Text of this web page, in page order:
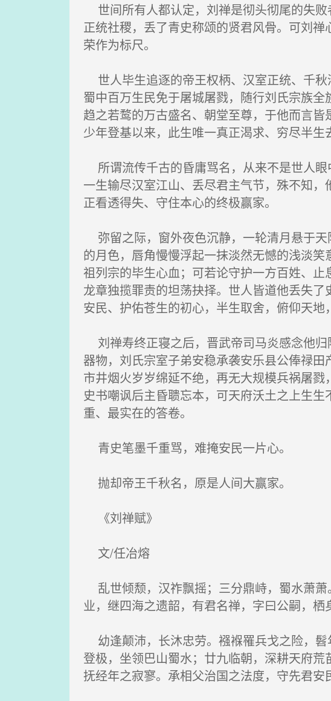
世间所有人都认定，刘禅是彻头彻尾的失
正统社稷，丢了青史称颂的贤君风骨。可刘
荣作为标尺。
世人毕生追逐的帝王权柄、汉室正统、千
蜀中百万生民免于屠城屠戮，随行刘氏宗族
趋之若鹜的万古盛名、朝堂至尊，于他而言
少年登基以来，此生唯一真正渴求、穷尽半生
所谓流传千古的昏庸骂名，从来不是世人
一生输尽汉室江山、丢尽君主气节，殊不知
正看透得失、守住本心的终极赢家。
弥留之际，窗外夜色沉静，一轮清月悬于
的月色，唇角慢慢浮起一抹淡然无憾的浅淡
祖列宗的毕生心血；可若论守护一方百姓、
龙章独揽罪责的坦荡抉择。世人皆道他丢失
安民、护佑苍生的初心，半生取舍，俯仰天地
刘禅寿终正寝之后，晋武帝司马炎感念他
器物，刘氏宗室子弟安稳承袭安乐县公俸禄
市井烟火岁岁绵延不绝，再无大规模兵祸屠
史书嘲讽后主昏聩忘本，可天府沃土之上生
重、最实在的答卷。
青史笔墨千重骂，难掩安民一片心。
抛却帝王千秋名，原是人间大赢家。
《刘禅赋》
文/任冶熔
乱世倾颓，汉祚飘摇；三分鼎峙，蜀水萧
业，继四海之遗韶，有君名禅，字曰公嗣，栖
幼逢颠沛，长沐忠劳。襁褓罹兵戈之险，
登极，坐领巴山蜀水；廿九临朝，深耕天府
抚经年之寂寥。承相父治国之法度，守先君安